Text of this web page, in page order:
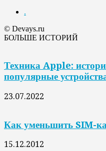
.
© Devays.ru
БОЛЬШЕ ИСТОРИЙ
Техника Apple:
популярные
23.07.2022
Как уменьшить SIM-
15.12.2012